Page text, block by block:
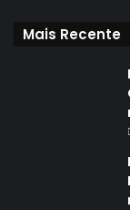
Mais Recente